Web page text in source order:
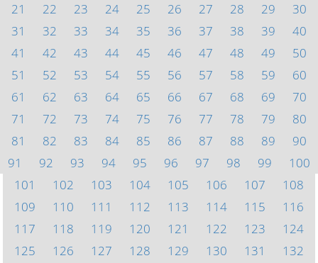
21
22 23 24 25 26 27 28 29
30
31
32 33 34 35 36 37 38 39
40
41
42 43 44 45 46 47 48 49
50
51
52 53 54 55 56 57 58 59
60
61
62 63 64 65 66 67 68 69
70
71
72 73 74 75 76 77 78 79
80
81
82 83 84 85 86 87 88 89
90
91
92 93 94 95 96 97 98 99
100
101
102 103 104 105 106 107
108
109
110 111 112 113 114 115
116
117
118 119 120 121 122 123
124
125
126 127 128 129 130 131
132